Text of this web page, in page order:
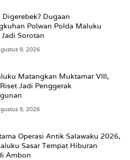
Digerebek? Dugaan
Polwan Polda Maluku
Sorotan
9, 2026
Matangkan Muktamar VIII,
Jadi Penggerak
9, 2026
Operasi Antik Salawaku 2026,
Sasar Tempat Hiburan
Ambon